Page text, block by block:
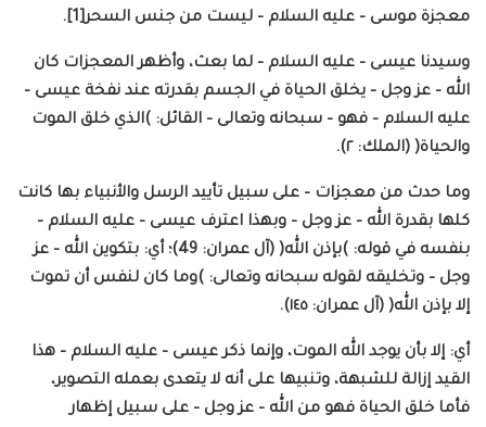
معجزة موسى – عليه السلام – ليست من جنس السحر[1].
وسيدنا عيسى – عليه السلام – لما بعث، وأظهر المعجزات كان
الله – عز وجل – يخلق الحياة في الجسم بقدرته عند نفخة عيسى –
عليه السلام – فهو – سبحانه وتعالى – القائل: )الذي خلق الموت
والحياة( (الملك: ٢).
وما حدث من معجزات – على سبيل تأييد الرسل والأنبياء بها كانت
كلها بقدرة الله – عز وجل – وبهذا اعترف عيسى – عليه السلام –
بنفسه في قوله: )بإذن الله( (آل عمران: 49)؛ أي: بتكوين الله – عز
وجل – وتخليقه لقوله سبحانه وتعالى: )وما كان لنفس أن تموت
إلا بإذن الله( (آل عمران: ١٤٥).
أي: إلا بأن يوجد الله الموت، وإنما ذكر عيسى – عليه السلام – هذا
القيد إزالة للشبهة، وتنبيها على أنه لا يتعدى بعمله التصوير،
فأما خلق الحياة فهو من الله – عز وجل – على سبيل إظهار